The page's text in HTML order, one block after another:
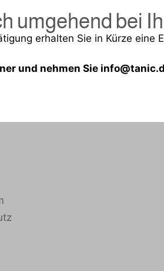
umgehend bei
erhalten Sie in Kürze eine
und nehmen Sie